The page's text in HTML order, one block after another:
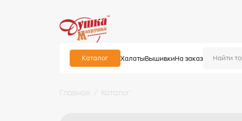
Каталог Халаты Вышивки На заказ
Главная Каталог